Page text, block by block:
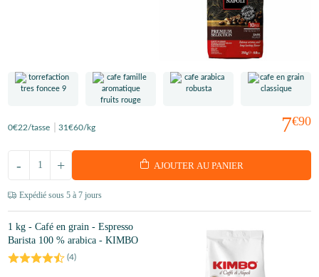
7€90
0€22/tasse 31€60/kg
+
- AJOUTER AU PANIER
Expédié sous 5 à 7 jours
1 kg - Café en grain - Espresso
Barista 100 % arabica - KIMBO
(4)